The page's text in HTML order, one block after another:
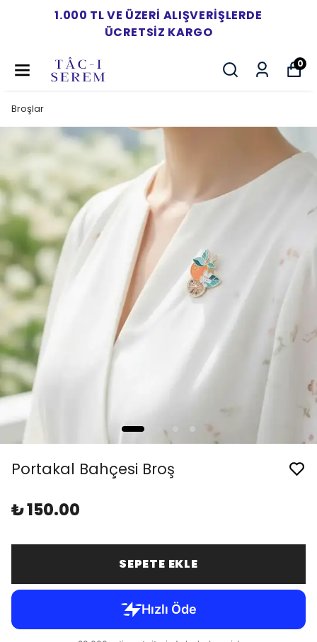
1.000 TL VE ÜZERI ALIŞVERIŞLERDE
ÜCRETSIZ KARGO
0
Broşlar
Portakal Bahçesi Broş
₺ 150.00
SEPETE EKLE